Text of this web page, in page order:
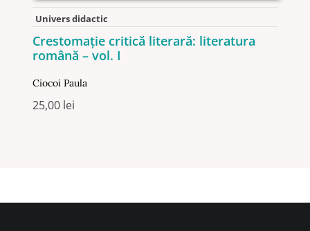
Univers didactic
Crestomaţie critică literară: literatura
română – vol. I
Ciocoi Paula
25,00 lei